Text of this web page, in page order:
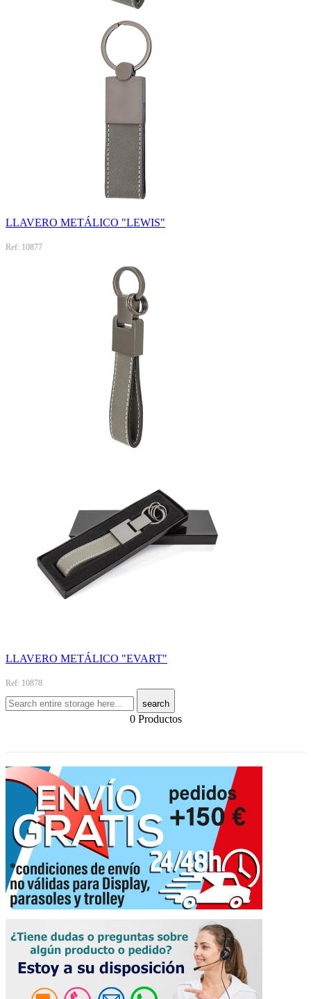
LLAVERO METÁLICO "LEWIS"
Ref: 10877
LLAVERO METÁLICO "EVART"
Ref: 10878
search
0 Productos